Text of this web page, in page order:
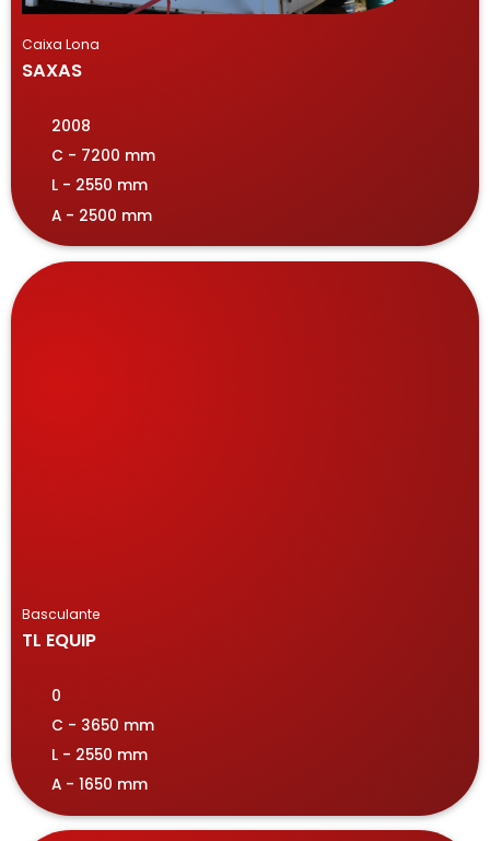
Caixa Lona
SAXAS
2008
C - 7200 mm
L - 2550 mm
A - 2500 mm
Basculante
TL EQUIP
0
C - 3650 mm
L - 2550 mm
A - 1650 mm